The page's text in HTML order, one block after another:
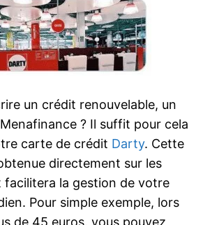
un crédit renouvelable, un
? Il suffit pour cela
carte de crédit Darty. Cette
directement sur les
facilitera la gestion de votre
Pour simple exemple, lors
de 45 euros, vous pouvez